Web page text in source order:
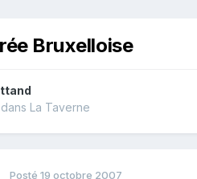
Bruxelloise
dans La Taverne
Posté 19 octobre 2007